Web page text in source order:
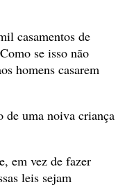
casamentos de
se isso não
homens casarem
de uma noiva criança
em vez de fazer
leis sejam